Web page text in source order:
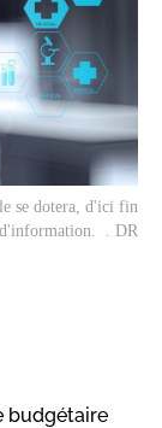
se dotera, d'ici fin
d'information. . DR
budgétaire